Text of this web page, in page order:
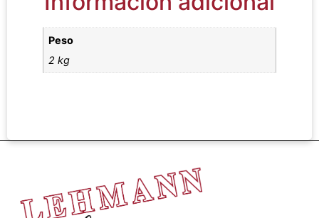
Peso
2 kg